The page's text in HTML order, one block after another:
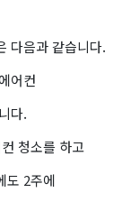
다음과 같습니다.
어컨
다.
청소를 하고
도 2주에